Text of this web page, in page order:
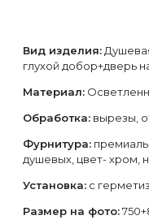
Вид изделия:
глухой добор+дверь
Материал:
Обработка: вырезы,
Фурнитура:
душевых, цвет- хром,
Установка: с
Размер на фото: